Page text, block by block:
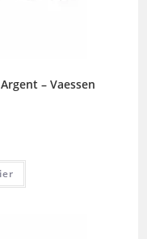
– Vaessen